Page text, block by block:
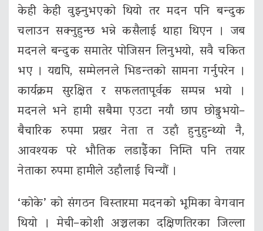
केही केही वुझ्नुभएको थियो तर मदन पनि बन्दुक
चलाउन सक्नुहुन्छ भन्ने कसैलाई थाहा थिएन । जब
मदनले बन्दुक समातेर पोजिसन लिनुभयो, सवै चकित
भए । यद्यपि, सम्मेलनले भिडन्तको सामना गर्नुपरेन ।
कार्यक्रम सुरक्षित र सफलतापूर्वक सम्पन्न भयो ।
मदनले भने हामी सबैमा एउटा नयाँ छाप छोड्नुभयो–
बैचारिक रुपमा प्रखर नेता त उहाँ हुनुहुन्थ्यो नै,
आवश्यक परे भौतिक लडाईँका निम्ति पनि तयार
नेताका रुपमा हामीले उहाँलाई चिन्यौं ।
‘कोके’ को संगठन विस्तारमा मदनको भूमिका वेगवान
थियो । मेची–कोशी अञ्चलका दक्षिणतिरका जिल्ला